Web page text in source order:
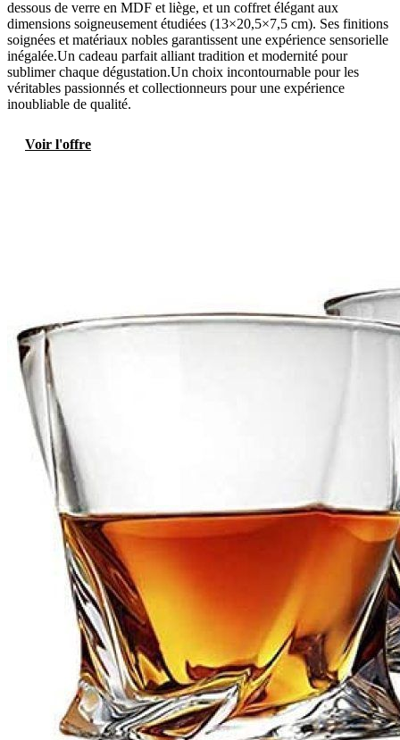
dessous de verre en MDF et liège, et un coffret élégant aux
dimensions soigneusement étudiées (13×20,5×7,5 cm). Ses finitions
soignées et matériaux nobles garantissent une expérience sensorielle
inégalée.Un cadeau parfait alliant tradition et modernité pour
sublimer chaque dégustation.Un choix incontournable pour les
véritables passionnés et collectionneurs pour une expérience
inoubliable de qualité.
Voir l'offre